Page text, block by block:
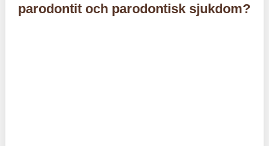
parodontit och parodontisk sjukdom?